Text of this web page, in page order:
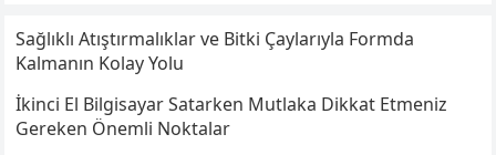
Sağlıklı Atıştırmalıklar ve Bitki Çaylarıyla Formda
Kalmanın Kolay Yolu
İkinci El Bilgisayar Satarken Mutlaka Dikkat Etmeniz
Gereken Önemli Noktalar